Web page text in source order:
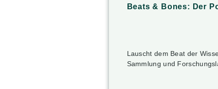
Beats & Bones: Der
Lauscht dem Beat der
Sammlung und